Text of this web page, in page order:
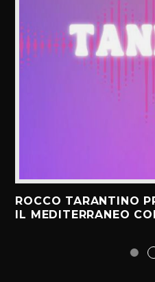
ROCCO TARANTINO
IL MEDITERRANEO